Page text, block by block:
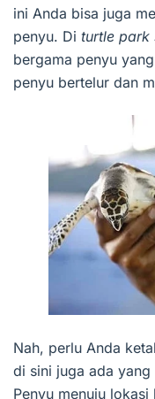
ini Anda bisa juga
penyu. Di turtle park
bergama penyu
penyu bertelur dan
Nah, perlu Anda
di sini juga ada
Penyu menuju